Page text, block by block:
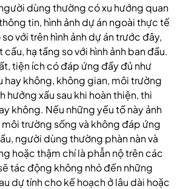
dùng thường có xu hướng quan
tin, hình ảnh dự án ngoài thực tế
với trên hình ảnh dự án trước đây,
hạ tầng so với hình ảnh ban đầu.
tiện ích có đáp ứng đầy đủ như
hay không, không gian, môi trường
hưởng xấu sau khi hoàn thiện, thi
không. Nếu những yếu tố này ảnh
trường sống và không đáp ứng
người dùng thường phàn nàn và
hoặc thậm chí là phẫn nộ trên các
tác động không nhỏ đến những
dự tính cho kế hoạch ở lâu dài hoặc